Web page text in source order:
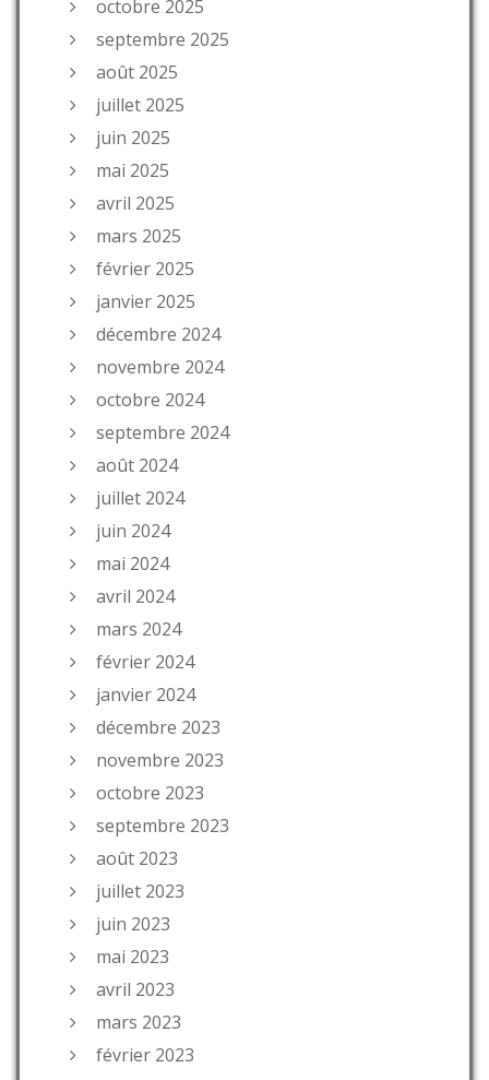
octobre 2025
septembre 2025
août 2025
juillet 2025
juin 2025
mai 2025
avril 2025
mars 2025
février 2025
janvier 2025
décembre 2024
novembre 2024
octobre 2024
septembre 2024
août 2024
juillet 2024
juin 2024
mai 2024
avril 2024
mars 2024
février 2024
janvier 2024
décembre 2023
novembre 2023
octobre 2023
septembre 2023
août 2023
juillet 2023
juin 2023
mai 2023
avril 2023
mars 2023
février 2023